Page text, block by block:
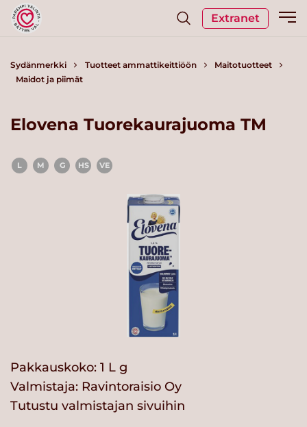
Extranet
Sydänmerkki Tuotteet ammattikeittiöön
Maitotuotteet
Maidot ja piimät
Elovena Tuorekaurajuoma TM
L M G HS VE
Pakkauskoko: 1 L g
Valmistaja: Ravintoraisio Oy
Tutustu valmistajan sivuihin